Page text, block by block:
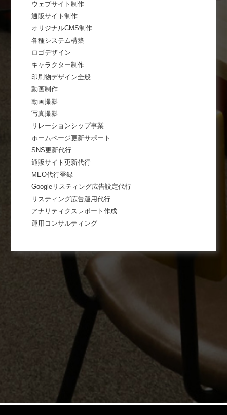
ウェブサイト制作
通販サイト制作
オリジナルCMS制作
各種システム構築
ロゴデザイン
キャラクター制作
印刷物デザイン全般
動画制作
動画撮影
写真撮影
リレーションシップ事業
ホームページ更新サポート
SNS更新代行
通販サイト更新代行
MEO代行登録
Googleリスティング広告設定代行
リスティング広告運用代行
アナリティクスレポート作成
運用コンサルティング